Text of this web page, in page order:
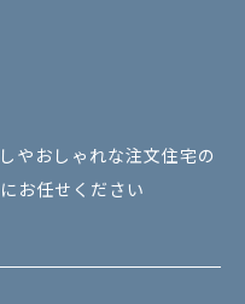
やおしゃれな注文住宅の
お任せください